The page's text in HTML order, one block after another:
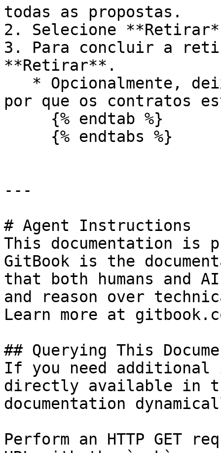
todas as propostas.
2. Selecione
3. Para concluir a
**Retirar**.
por que os contratos
---
# Agent Instructions
This documentation is
GitBook is the
that both humans and
and reason over
Learn more at
## Querying This
If you need
directly available in
documentation
Perform an HTTP GET